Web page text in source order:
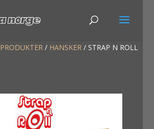
PRODUKTER / HANSKER / STRAP N ROLL